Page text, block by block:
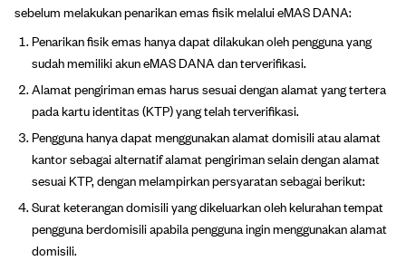
sebelum melakukan penarikan emas fisik melalui eMAS DANA:
Penarikan fisik emas hanya dapat dilakukan oleh pengguna yang
sudah memiliki akun eMAS DANA dan terverifikasi.
Alamat pengiriman emas harus sesuai dengan alamat yang tertera
pada kartu identitas (KTP) yang telah terverifikasi.
Pengguna hanya dapat menggunakan alamat domisili atau alamat
kantor sebagai alternatif alamat pengiriman selain dengan alamat
sesuai KTP, dengan melampirkan persyaratan sebagai berikut:
Surat keterangan domisili yang dikeluarkan oleh kelurahan tempat
pengguna berdomisili apabila pengguna ingin menggunakan alamat
domisili.